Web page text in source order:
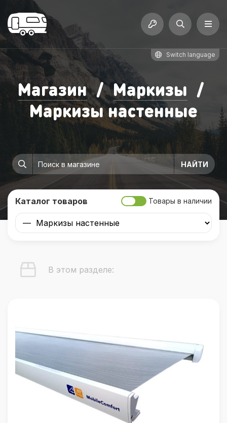
Switch language
Магазин / Маркизы /
Маркизы настенные
Товары в наличии
Каталог товаров
В этом разделе: